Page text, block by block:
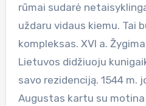
rūmai sudarė
uždaru vidaus kiemu. Tai
kompleksas. XVI a.
Lietuvos didžiuoju
savo rezidenciją. 1544 m.
Augustas kartu su